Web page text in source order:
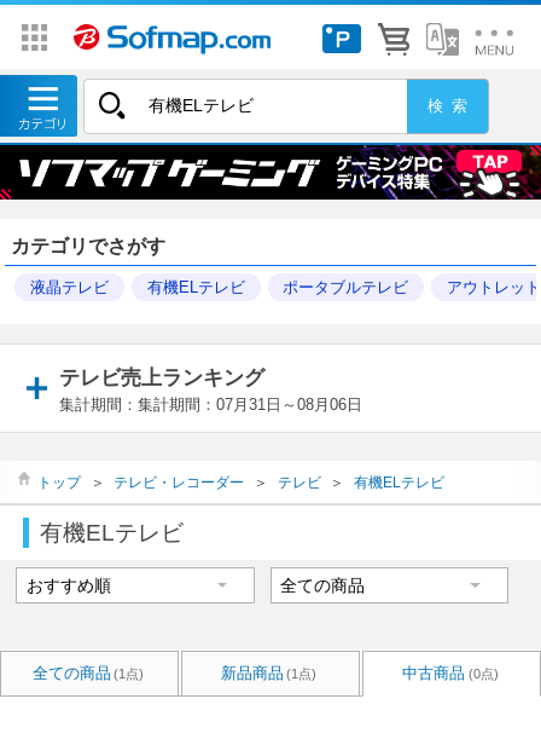
カテゴリでさがす
液晶テレビ 有機ELテレビ ポータブルテレビ アウトレッ
テレビ売上ランキング
集計期間：集計期間：07月31日～08月06日
トップ ＞ テレビ・レコーダー ＞ テレビ ＞ 有機ELテレビ
有機ELテレビ
全ての商品 (1点) 新品商品 (1点) 中古商品 (0点)